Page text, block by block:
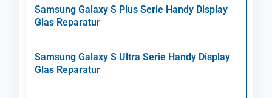
Samsung Galaxy S Plus Serie Handy Display
Glas Reparatur
Samsung Galaxy S Ultra Serie Handy Display
Glas Reparatur